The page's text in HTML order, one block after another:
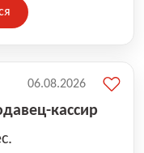
кассир
06.08.2026